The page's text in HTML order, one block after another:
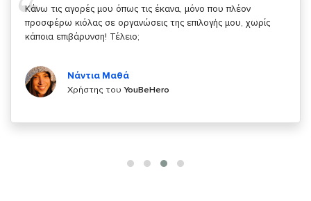
Σας ευχαριστώ που μας δίνετε την δυνατότητα να κάνουμε
κάτι!
Χρήστης τουYouBeHero